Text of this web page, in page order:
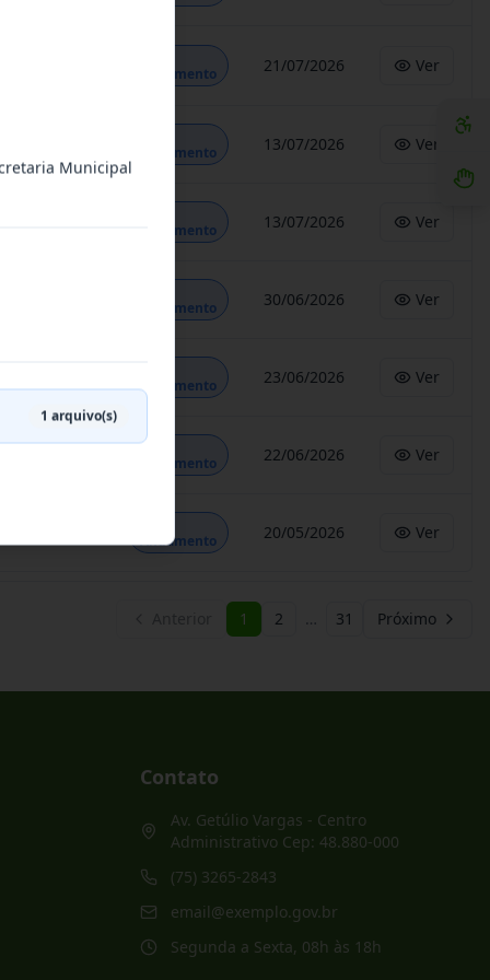
Andamento
21/07/2026 Ver
Andamento
13/07/2026 Ver
Andamento
13/07/2026 Ver
Andamento
30/06/2026 Ver
Andamento
23/06/2026 Ver
Em
Andamento
22/06/2026 Ver
Andamento
20/05/2026 Ver
1 2 … 31 Próximo
Contato
Av. Getúlio Vargas - Centro
Administrativo Cep: 48.880-000
(75) 3265-2843
email@exemplo.gov.br
Segunda a Sexta, 08h às 18h
Municipal
1 arquivo(s)